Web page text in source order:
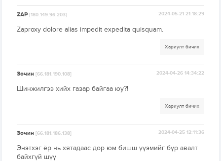
ZAP[180.149.96.203] 2024-05-21 21:18:29
Zaproxy dolore alias impedit expedita quisquam.
Хариулт бичих
Зочин[66.181.190.108] 2024-04-26 14:34:22
Шинжилгээ хийх газар байгаа юу?!
Хариулт бичих
Зочин[66.181.186.138] 2024-04-25 12:11:36
Энэтхэг ёр нь хятадаас дор юм бишш үүэмийг бүр авалт
байхгүй шүү